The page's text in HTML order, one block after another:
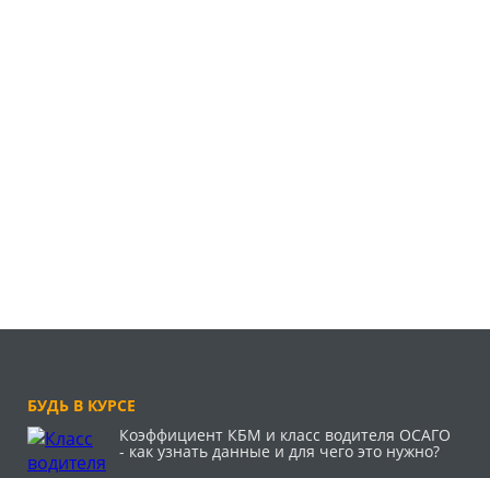
БУДЬ В КУРСЕ
Коэффициент КБМ и класс водителя ОСАГО
- как узнать данные и для чего это нужно?